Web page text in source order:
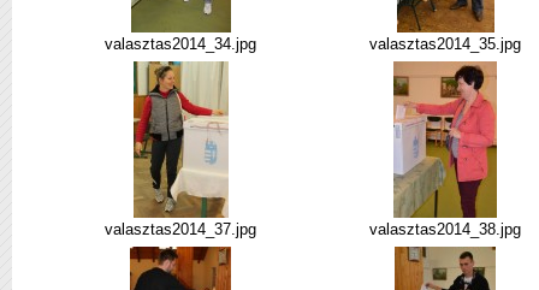
valasztas2014_34.jpg valasztas2014_35.jpg
valasztas2014_37.jpg valasztas2014_38.jpg